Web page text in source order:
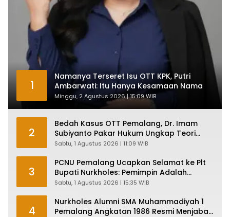
1
Namanya Terseret Isu OTT KPK, Putri
Ambarwati: Itu Hanya Kesamaan Nama
Minggu, 2 Agustus 2026 | 15:09 WIB
2
Bedah Kasus OTT Pemalang, Dr. Imam
Subiyanto Pakar Hukum Ungkap Teori
Penyertaan KPK
Sabtu, 1 Agustus 2026 | 11:09 WIB
3
PCNU Pemalang Ucapkan Selamat ke Plt
Bupati Nurkholes: Pemimpin Adalah
Pelayan Rakyat!
Sabtu, 1 Agustus 2026 | 15:35 WIB
4
Nurkholes Alumni SMA Muhammadiyah 1
Pemalang Angkatan 1986 Resmi Menjabat